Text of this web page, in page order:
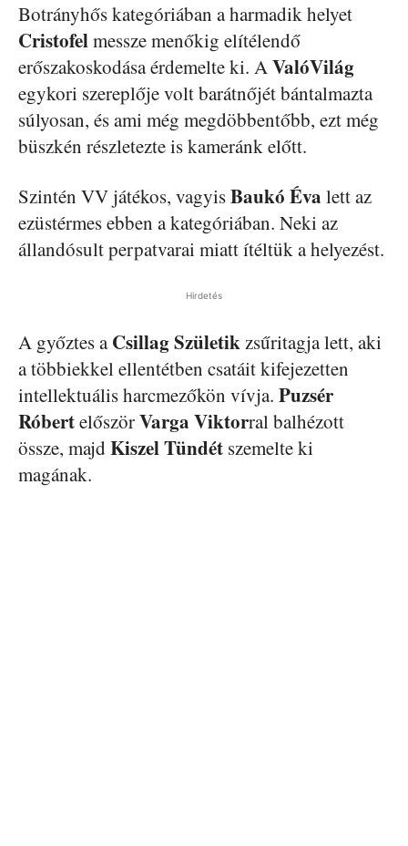
Botrányhős kategóriában a harmadik helyet
Cristofelmessze menőkig elítélendő
erőszakoskodása érdemelte ki. AValóVilág
egykori szereplője volt barátnőjét bántalmazta
súlyosan, és ami még megdöbbentőbb, ezt még
büszkén részletezte is kameránk előtt.
Szintén VV játékos, vagyisBaukó Éva lett az
ezüstérmes ebben a kategóriában. Neki az
állandósult perpatvarai miatt ítéltük a helyezést.
Hirdetés
A győztes aCsillag Születikzsűritagja lett, aki
a többiekkel ellentétben csatáit kifejezetten
intellektuális harcmezőkön vívja. Puzsér
RóbertelőszörVarga Viktorral balhézott
össze, majd Kiszel Tündét szemelte ki
magának.